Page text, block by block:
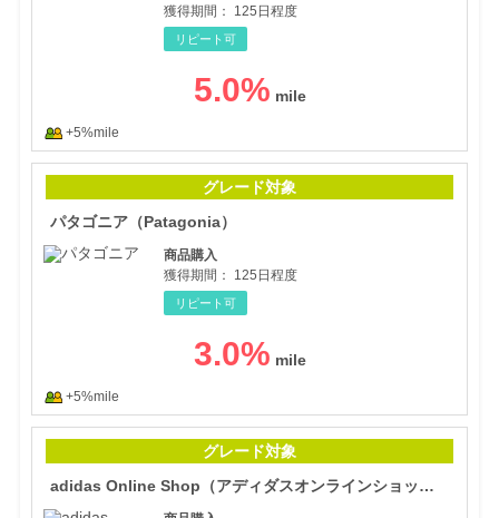
獲得期間：
125日程度
リピート可
5.0%
+5%mile
グレード対象
パタゴニア（Patagonia）
商品購入
獲得期間：
125日程度
リピート可
3.0%
+5%mile
グレード対象
adidas Online Shop（アディダスオンラインショップ）